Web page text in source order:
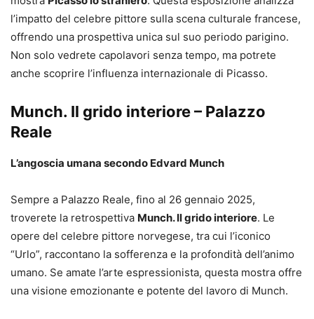
l’impatto del celebre pittore sulla scena culturale francese,
offrendo una prospettiva unica sul suo periodo parigino.
Non solo vedrete capolavori senza tempo, ma potrete
anche scoprire l’influenza internazionale di Picasso.
Munch. Il grido interiore – Palazzo
Reale
L’angoscia umana secondo Edvard Munch
Sempre a Palazzo Reale, fino al 26 gennaio 2025,
troverete la retrospettiva Munch. Il grido interiore. Le
opere del celebre pittore norvegese, tra cui l’iconico
“Urlo”, raccontano la sofferenza e la profondità dell’animo
umano. Se amate l’arte espressionista, questa mostra offre
una visione emozionante e potente del lavoro di Munch.